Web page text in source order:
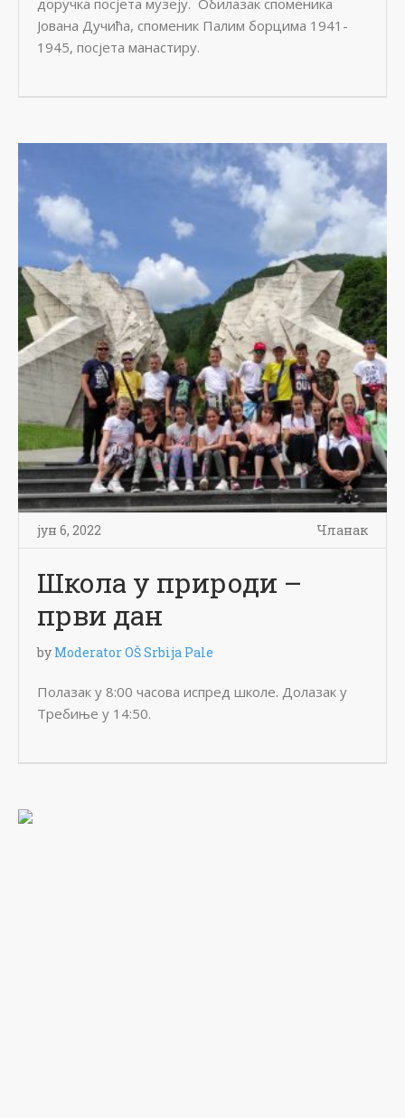
доручка посјета музеју. Обилазак споменика
Јована Дучића, споменик Палим борцима 1941-
1945, посјета манастиру.
јун 6, 2022 Чланак
Школа у природи –
први дан
by Moderator OŠ Srbija Pale
Полазак у 8:00 часова испред школе. Долазак у
Требиње у 14:50.